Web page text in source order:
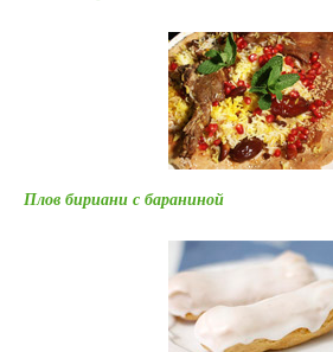
Плов бириани с бараниной